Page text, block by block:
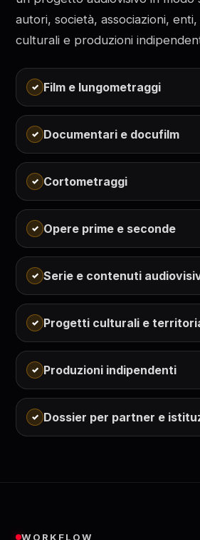
autori, società, associazioni,
culturali e produzioni
Film e lungometraggi
Documentari e docufilm
Cortometraggi
Opere prime e seconde
Serie e contenuti
Progetti culturali e
Produzioni indipendenti
Dossier per partner e
WORKFLOW